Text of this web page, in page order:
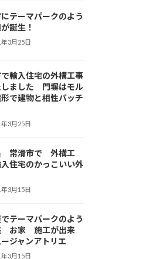
テーマパークのよう
誕生！
年3月25日
輸入住宅の外構工事
しました 門塀はモル
で建物と相性バッチ
年3月25日
常滑市で 外構工
住宅のかっこいい外
年3月15日
テーマパークのよう
お家 施工が出来
ジャンアトリエ
年3月15日